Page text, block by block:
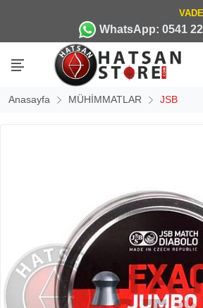
WhatsApp: 0541
Anasayfa MÜHİMMATLAR JSB